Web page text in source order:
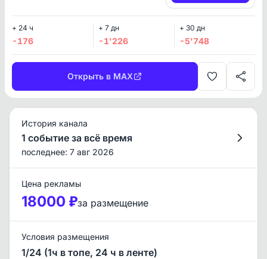
+ 24 ч
-176
+ 7 дн
-1'226
+ 30 дн
-5'748
Открыть в MAX
История канала
1 событие за всё время
последнее: 7 авг 2026
Цена рекламы
18000 ₽за размещение
Условия размещения
1/24 (1ч в топе, 24 ч в ленте)